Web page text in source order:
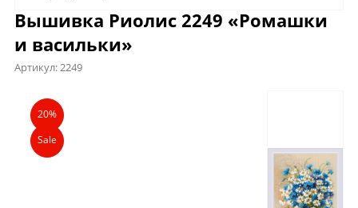
Вышивка Риолис 2249 «Ромашки
и васильки»
Артикул:2249
Описание
20%
Sale